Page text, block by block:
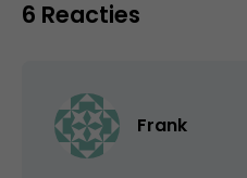
6 Reacties
Frank